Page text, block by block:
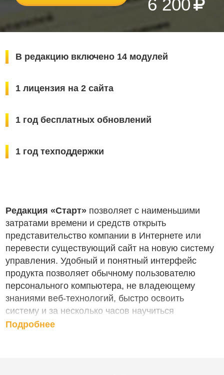
6 200
В редакцию включено 14 модулей
1 лицензия на 2 сайта
1 год бесплатных обновлений
1 год техподдержки
Редакция «Старт» позволяет с наименьшими
затратами времени и средств открыть
представительство компании в Интернете или
перевести существующий сайт на новую систему
управления. Удобный и понятный интерфейс
продукта позволяет обычному пользователю
персонального компьютера, не владеющему
знаниями веб-технологий, быстро освоить
систему и за несколько часов научиться
управлять сайтом.
Подробнее